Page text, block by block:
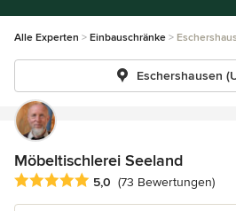
Alle Experten Einbauschränke
Eschershausen
Möbeltischlerei Seeland
Durchschnittliche Bewertung: 5 von
5,0 (73 Bewertungen)